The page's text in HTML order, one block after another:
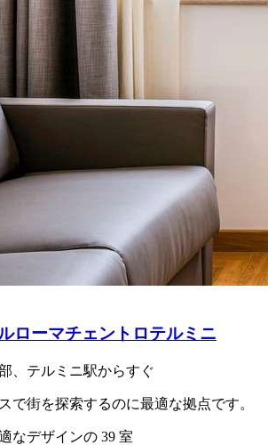
ローマチェントロテルミニ
、テルミニ駅からすぐ
で街を探索するのに最適な拠点です。
なデザインの 39 室